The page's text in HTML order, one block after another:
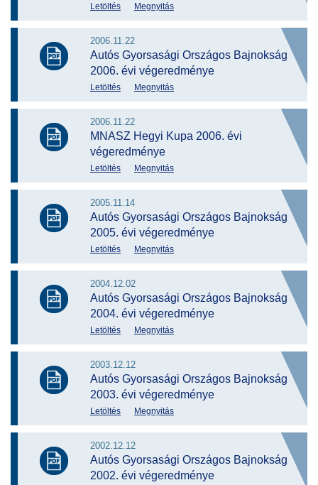
Letöltés Megnyitás
2006.11.22
Autós Gyorsasági Országos Bajnokság
2006. évi végeredménye
Letöltés Megnyitás
2006.11.22
MNASZ Hegyi Kupa 2006. évi
végeredménye
Letöltés Megnyitás
2005.11.14
Autós Gyorsasági Országos Bajnokság
2005. évi végeredménye
Letöltés Megnyitás
2004.12.02
Autós Gyorsasági Országos Bajnokság
2004. évi végeredménye
Letöltés Megnyitás
2003.12.12
Autós Gyorsasági Országos Bajnokság
2003. évi végeredménye
Letöltés Megnyitás
2002.12.12
Autós Gyorsasági Országos Bajnokság
2002. évi végeredménye